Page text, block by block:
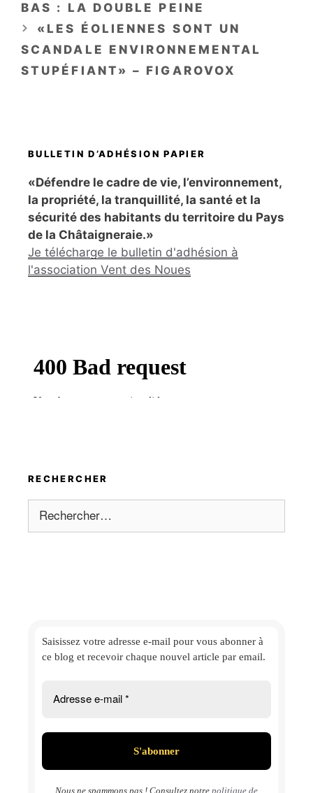
BAS : LA DOUBLE PEINE
«LES ÉOLIENNES SONT UN
SCANDALE ENVIRONNEMENTAL
STUPÉFIANT» – FIGAROVOX
BULLETIN D’ADHÉSION PAPIER
«Défendre le cadre de vie, l’environnement,
la propriété, la tranquillité, la santé et la
sécurité des habitants du territoire du Pays
de la Châtaigneraie.»
Je télécharge le bulletin d'adhésion à
l'association Vent des Noues
RECHERCHER
Saisissez votre adresse e-mail pour vous abonner à
ce blog et recevoir chaque nouvel article par email.
Nous ne spammons pas ! Consultez notre politique de